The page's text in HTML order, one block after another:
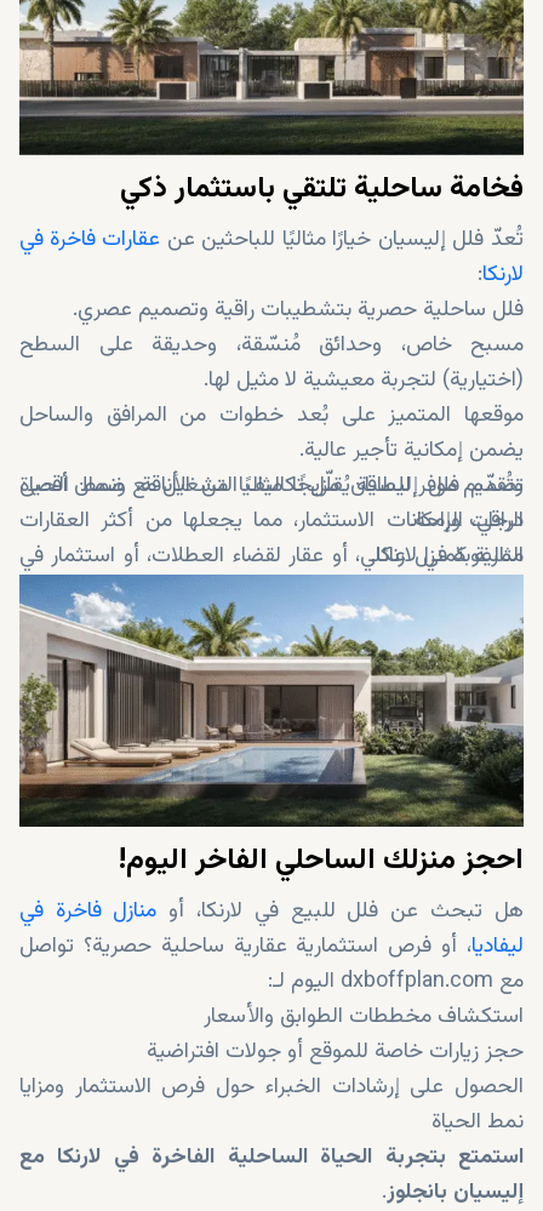
فخامة ساحلية تلتقي باستثمار ذكي
تُعدّ فلل إليسيان خيارًا مثاليًا للباحثين عن عقارات فاخرة في
لارنكا:
فلل ساحلية حصرية بتشطيبات راقية وتصميم عصري.
مسبح خاص، وحدائق مُنسّقة، وحديقة على السطح
(اختيارية) لتجربة معيشية لا مثيل لها.
موقعها المتميز على بُعد خطوات من المرافق والساحل
يضمن إمكانية تأجير عالية.
تصميم موفر للطاقة يُقلّل تكاليف التشغيل مع ضمان أقصى
درجات الراحة.
مثالية كمنزل عائلي، أو عقار لقضاء العطلات، أو استثمار في
سوق العقارات المتنامي في لارنكا.
وتُقدّم فلل إليسيان مزيجًا مثاليًا من الأناقة، ونمط الحياة
الراقي، وإمكانات الاستثمار، مما يجعلها من أكثر العقارات
المرغوبة في لارنكا.
احجز منزلك الساحلي الفاخر اليوم!
هل تبحث عن فلل للبيع في لارنكا، أو منازل فاخرة في
ليفاديا، أو فرص استثمارية عقارية ساحلية حصرية؟ تواصل
مع dxboffplan.com اليوم لـ:
استكشاف مخططات الطوابق والأسعار
حجز زيارات خاصة للموقع أو جولات افتراضية
الحصول على إرشادات الخبراء حول فرص الاستثمار ومزايا
نمط الحياة
استمتع بتجربة الحياة الساحلية الفاخرة في لارنكا مع
إليسيان بانجلوز.